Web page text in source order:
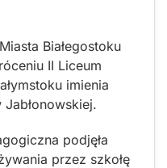
Białegostoku
II Liceum
imienia
podjęła
przez szkołę